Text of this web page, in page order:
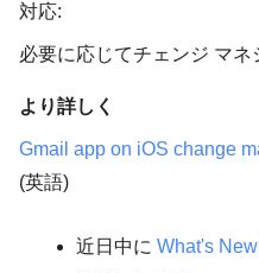
対応:
必要に応じてチェンジ マネ
より詳しく
Gmail app on iOS change
(英語)
近日中に What's